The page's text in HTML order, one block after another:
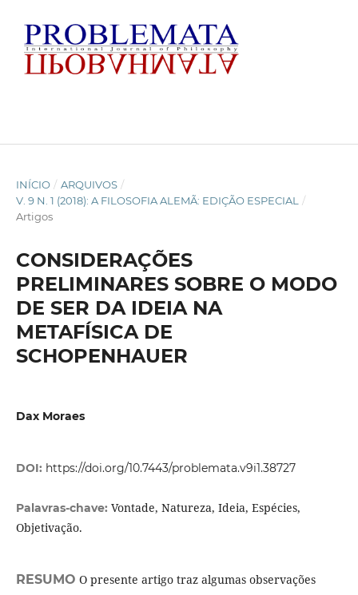
INÍCIO / ARQUIVOS /
V. 9 N. 1 (2018): A FILOSOFIA ALEMÃ: EDIÇÃO ESPECIAL
/
Artigos
CONSIDERAÇÕES
PRELIMINARES SOBRE O MODO
DE SER DA IDEIA NA
METAFÍSICA DE
SCHOPENHAUER
Dax Moraes
DOI: https://doi.org/10.7443/problemata.v9i1.38727
Palavras-chave: Vontade, Natureza, Ideia, Espécies,
Objetivação.
RESUMO O presente artigo traz algumas observações